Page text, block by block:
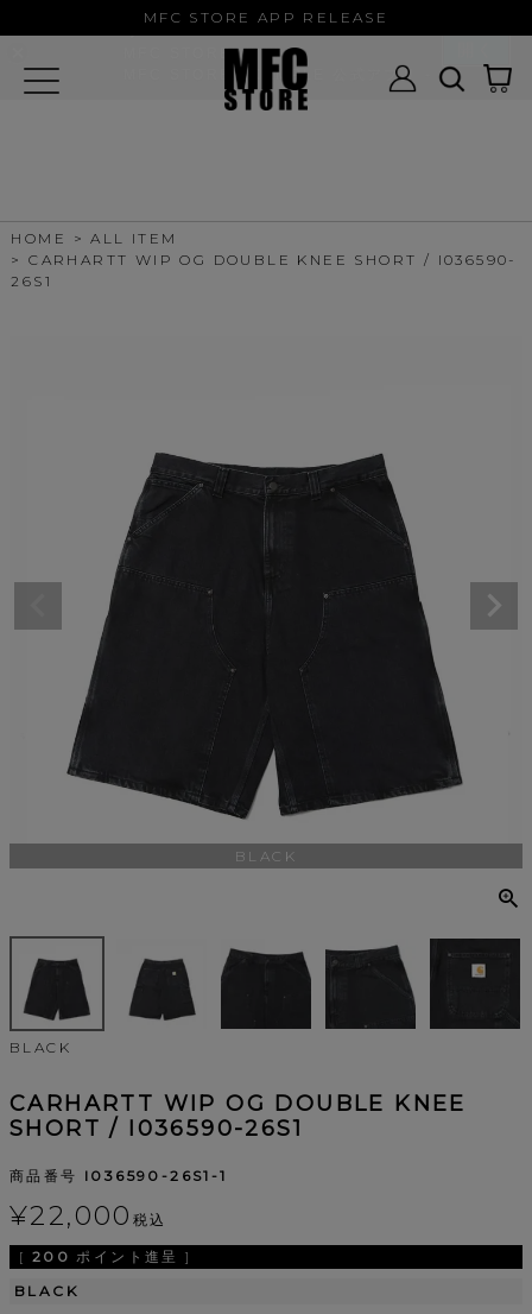
MFC STORE APP RELEASE
HOME
ALL ITEM
CARHARTT WIP OG DOUBLE KNEE SHORT / I036590-
26S1
BLACK
BLACK
CARHARTT WIP OG DOUBLE KNEE
SHORT / I036590-26S1
商品番号 I036590-26S1-1
¥22,000 税込
[ 200 ポイント進呈 ]
BLACK
MFC STORE
MFC STORE/EXAMPLE 公式アプリ -
Google Play